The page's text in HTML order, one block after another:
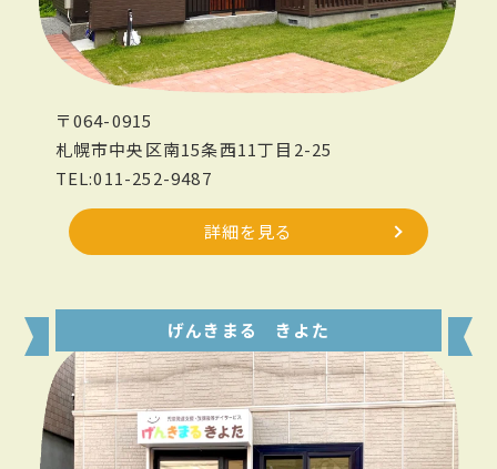
〒064-0915
札幌市中央区南15条西11丁目2-25
TEL:011-252-9487
詳細を見る
げんきまる きよた